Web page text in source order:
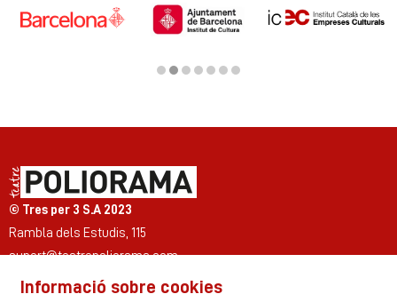
© Tres per 3 S.A 2023
Rambla dels Estudis, 115
suport@teatrepoliorama.com
Informació sobre cookies